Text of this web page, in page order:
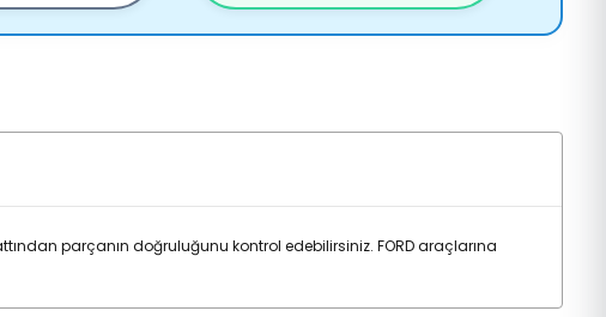
parçanın doğruluğunu kontrol edebilirsiniz. FORD araçlarına